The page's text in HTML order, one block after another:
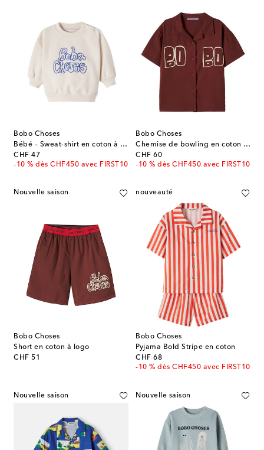
Bobo Choses
Bébé – Sweat-shirt en coton à logo
CHF 47
original price
-10 % dès CHF450 avec FIRST10
Bobo Choses
Chemise de bowling en coton à logo
CHF 60
original price
-10 % dès CHF450 avec FIRST10
Nouvelle saison
Bobo Choses
Short en coton à logo
CHF 51
original price
nouveauté
Bobo Choses
Pyjama Bold Stripe en coton
CHF 68
original price
-10 % dès CHF450 avec FIRST10
Nouvelle saison Nouvelle saison